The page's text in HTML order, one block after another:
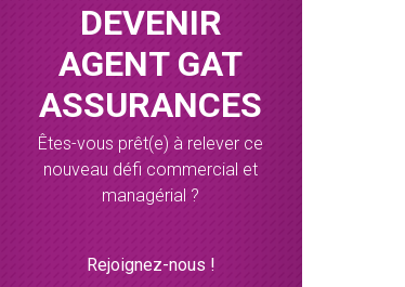
DEVENIR
AGENT GAT
ASSURANCES
Êtes-vous prêt(e) à relever ce
nouveau défi commercial et
managérial ?
Rejoignez-nous !